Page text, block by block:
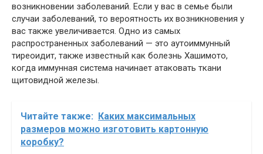
возникновении заболеваний. Если у вас в семье были
случаи заболеваний, то вероятность их возникновения у
вас также увеличивается. Одно из самых
распространенных заболеваний — это аутоиммунный
тиреоидит, также известный как болезнь Хашимото,
когда иммунная система начинает атаковать ткани
щитовидной железы.
Читайте также: Каких максимальных
размеров можно изготовить картонную
коробку?